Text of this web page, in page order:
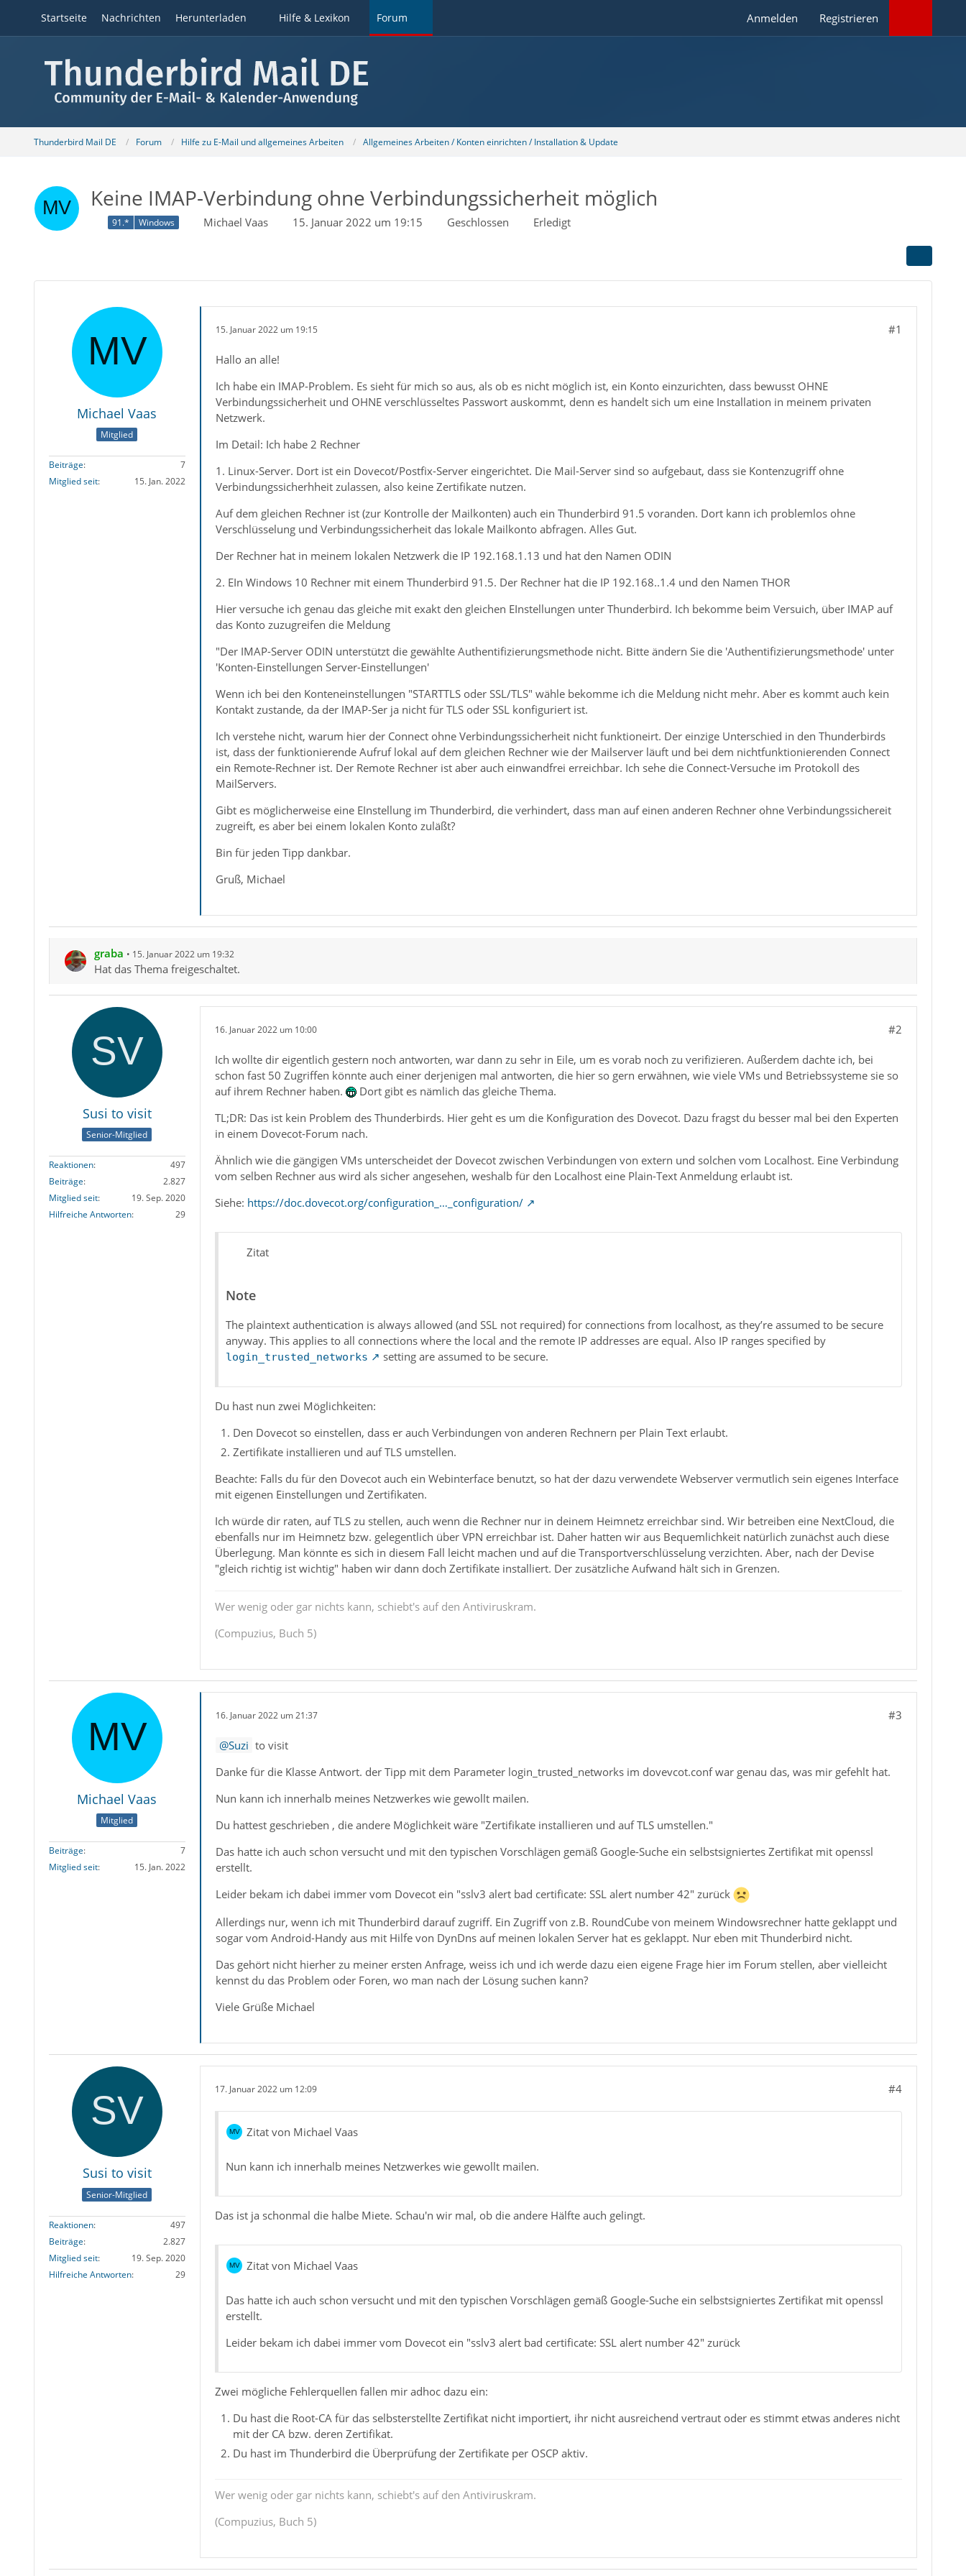
Startseite Nachrichten Herunterladen Hilfe & Lexikon Forum Anmelden Registrieren
Thunderbird Mail DE Forum Hilfe zu E-Mail und allgemeines Arbeiten Allgemeines Arbeiten / Konten einrichten / Installation & Update
Keine IMAP-Verbindung ohne Verbindungssicherheit möglich
91.* Windows Michael Vaas 15. Januar 2022 um 19:15 Geschlossen Erledigt
Michael Vaas
Mitglied
Beiträge
7
Mitglied seit
15. Jan. 2022
15. Januar 2022 um 19:15 #1
Hallo an alle!
Ich habe ein IMAP-Problem. Es sieht für mich so aus, als ob es nicht möglich ist, ein Konto einzurichten, dass bewusst OHNE
Verbindungssicherheit und OHNE verschlüsseltes Passwort auskommt, denn es handelt sich um eine Installation in meinem privaten
Netzwerk.
Im Detail: Ich habe 2 Rechner
1. Linux-Server. Dort ist ein Dovecot/Postfix-Server eingerichtet. Die Mail-Server sind so aufgebaut, dass sie Kontenzugriff ohne
Verbindungssicherhheit zulassen, also keine Zertifikate nutzen.
Auf dem gleichen Rechner ist (zur Kontrolle der Mailkonten) auch ein Thunderbird 91.5 voranden. Dort kann ich problemlos ohne
Verschlüsselung und Verbindungssicherheit das lokale Mailkonto abfragen. Alles Gut.
Der Rechner hat in meinem lokalen Netzwerk die IP 192.168.1.13 und hat den Namen ODIN
2. EIn Windows 10 Rechner mit einem Thunderbird 91.5. Der Rechner hat die IP 192.168..1.4 und den Namen THOR
Hier versuche ich genau das gleiche mit exakt den gleichen EInstellungen unter Thunderbird. Ich bekomme beim Versuich, über IMAP auf
das Konto zuzugreifen die Meldung
"Der IMAP-Server ODIN unterstützt die gewählte Authentifizierungsmethode nicht. Bitte ändern Sie die 'Authentifizierungsmethode' unter
'Konten-Einstellungen Server-Einstellungen'
Wenn ich bei den Konteneinstellungen "STARTTLS oder SSL/TLS" wähle bekomme ich die Meldung nicht mehr. Aber es kommt auch kein
Kontakt zustande, da der IMAP-Ser ja nicht für TLS oder SSL konfiguriert ist.
Ich verstehe nicht, warum hier der Connect ohne Verbindungssicherheit nicht funktioneirt. Der einzige Unterschied in den Thunderbirds
ist, dass der funktionierende Aufruf lokal auf dem gleichen Rechner wie der Mailserver läuft und bei dem nichtfunktionierenden Connect
ein Remote-Rechner ist. Der Remote Rechner ist aber auch einwandfrei erreichbar. Ich sehe die Connect-Versuche im Protokoll des
MailServers.
Gibt es möglicherweise eine EInstellung im Thunderbird, die verhindert, dass man auf einen anderen Rechner ohne Verbindungssichereit
zugreift, es aber bei einem lokalen Konto zuläßt?
Bin für jeden Tipp dankbar.
Gruß, Michael
graba 15. Januar 2022 um 19:32
Hat das Thema freigeschaltet.
Susi to visit
Senior-Mitglied
Reaktionen
497
Beiträge
2.827
Mitglied seit
19. Sep. 2020
Hilfreiche Antworten
29
16. Januar 2022 um 10:00 #2
Ich wollte dir eigentlich gestern noch antworten, war dann zu sehr in Eile, um es vorab noch zu verifizieren. Außerdem dachte ich, bei
schon fast 50 Zugriffen könnte auch einer derjenigen mal antworten, die hier so gern erwähnen, wie viele VMs und Betriebssysteme sie so
auf ihrem Rechner haben.
Dort gibt es nämlich das gleiche Thema.
TL;DR: Das ist kein Problem des Thunderbirds. Hier geht es um die Konfiguration des Dovecot. Dazu fragst du besser mal bei den Experten
in einem Dovecot-Forum nach.
Ähnlich wie die gängigen VMs unterscheidet der Dovecot zwischen Verbindungen von extern und solchen vom Localhost. Eine Verbindung
vom selben Rechner aus wird als sicher angesehen, weshalb für den Localhost eine Plain-Text Anmeldung erlaubt ist.
Siehe: https://doc.dovecot.org/configuration_…_configuration/
Zitat
Note
The plaintext authentication is always allowed (and SSL not required) for connections from localhost, as they’re assumed to be secure
anyway. This applies to all connections where the local and the remote IP addresses are equal. Also IP ranges specified by
login_trusted_networks setting are assumed to be secure.
Du hast nun zwei Möglichkeiten:
Den Dovecot so einstellen, dass er auch Verbindungen von anderen Rechnern per Plain Text erlaubt.
Zertifikate installieren und auf TLS umstellen.
Beachte: Falls du für den Dovecot auch ein Webinterface benutzt, so hat der dazu verwendete Webserver vermutlich sein eigenes Interface
mit eigenen Einstellungen und Zertifikaten.
Ich würde dir raten, auf TLS zu stellen, auch wenn die Rechner nur in deinem Heimnetz erreichbar sind. Wir betreiben eine NextCloud, die
ebenfalls nur im Heimnetz bzw. gelegentlich über VPN erreichbar ist. Daher hatten wir aus Bequemlichkeit natürlich zunächst auch diese
Überlegung. Man könnte es sich in diesem Fall leicht machen und auf die Transportverschlüsselung verzichten. Aber, nach der Devise
"gleich richtig ist wichtig" haben wir dann doch Zertifikate installiert. Der zusätzliche Aufwand hält sich in Grenzen.
Wer wenig oder gar nichts kann, schiebt's auf den Antiviruskram.
(Compuzius, Buch 5)
Michael Vaas
Mitglied
Beiträge
7
Mitglied seit
15. Jan. 2022
16. Januar 2022 um 21:37 #3
Suzi to visit
Danke für die Klasse Antwort. der Tipp mit dem Parameter login_trusted_networks im dovevcot.conf war genau das, was mir gefehlt hat.
Nun kann ich innerhalb meines Netzwerkes wie gewollt mailen.
Du hattest geschrieben , die andere Möglichkeit wäre "Zertifikate installieren und auf TLS umstellen."
Das hatte ich auch schon versucht und mit den typischen Vorschlägen gemäß Google-Suche ein selbstsigniertes Zertifikat mit openssl
erstellt.
Leider bekam ich dabei immer vom Dovecot ein "sslv3 alert bad certificate: SSL alert number 42" zurück
Allerdings nur, wenn ich mit Thunderbird darauf zugriff. Ein Zugriff von z.B. RoundCube von meinem Windowsrechner hatte geklappt und
sogar vom Android-Handy aus mit Hilfe von DynDns auf meinen lokalen Server hat es geklappt. Nur eben mit Thunderbird nicht.
Das gehört nicht hierher zu meiner ersten Anfrage, weiss ich und ich werde dazu eien eigene Frage hier im Forum stellen, aber vielleicht
kennst du das Problem oder Foren, wo man nach der Lösung suchen kann?
Viele Grüße Michael
Susi to visit
Senior-Mitglied
Reaktionen
497
Beiträge
2.827
Mitglied seit
19. Sep. 2020
Hilfreiche Antworten
29
17. Januar 2022 um 12:09 #4
Zitat von Michael Vaas
Nun kann ich innerhalb meines Netzwerkes wie gewollt mailen.
Das ist ja schonmal die halbe Miete. Schau'n wir mal, ob die andere Hälfte auch gelingt.
Zitat von Michael Vaas
Das hatte ich auch schon versucht und mit den typischen Vorschlägen gemäß Google-Suche ein selbstsigniertes Zertifikat mit openssl
erstellt.
Leider bekam ich dabei immer vom Dovecot ein "sslv3 alert bad certificate: SSL alert number 42" zurück
Zwei mögliche Fehlerquellen fallen mir adhoc dazu ein:
Du hast die Root-CA für das selbsterstellte Zertifikat nicht importiert, ihr nicht ausreichend vertraut oder es stimmt etwas anderes nicht
mit der CA bzw. deren Zertifikat.
Du hast im Thunderbird die Überprüfung der Zertifikate per OSCP aktiv.
Wer wenig oder gar nichts kann, schiebt's auf den Antiviruskram.
(Compuzius, Buch 5)